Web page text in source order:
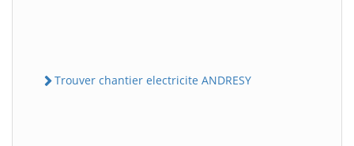
Trouver chantier electricite ANDRESY